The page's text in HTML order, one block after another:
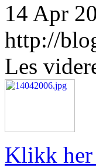
14 Apr
http://
Les
Klikk her